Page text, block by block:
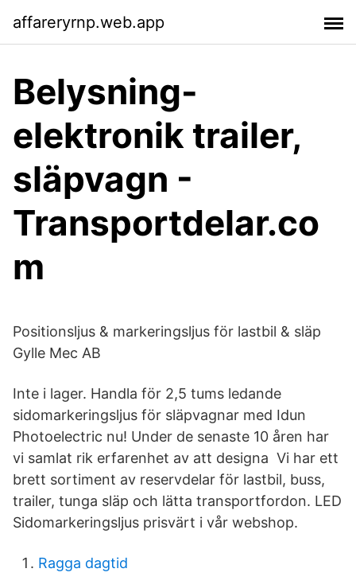
affareryrnp.web.app
Belysning-
elektronik trailer,
släpvagn -
Transportdelar.co
m
Positionsljus & markeringsljus för lastbil & släp
Gylle Mec AB
Inte i lager. Handla för 2,5 tums ledande
sidomarkeringsljus för släpvagnar med Idun
Photoelectric nu! Under de senaste 10 åren har
vi samlat rik erfarenhet av att designa Vi har ett
brett sortiment av reservdelar för lastbil, buss,
trailer, tunga släp och lätta transportfordon. LED
Sidomarkeringsljus prisvärt i vår webshop.
Ragga dagtid